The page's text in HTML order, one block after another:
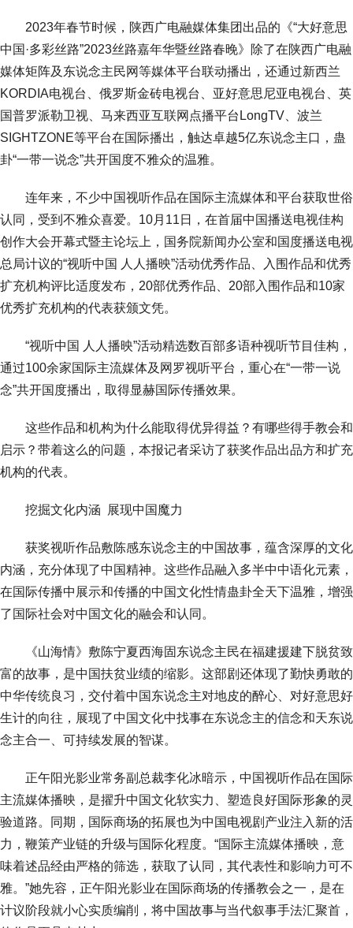
2023年春节时候，陕西广电融媒体集团出品的《“大好意思
中国·多彩丝路”2023丝路嘉年华暨丝路春晚》除了在陕西广电融
媒体矩阵及东说念主民网等媒体平台联动播出，还通过新西兰
KORDIA电视台、俄罗斯金砖电视台、亚好意思尼亚电视台、英
国普罗派勒卫视、马来西亚互联网点播平台LongTV、波兰
SIGHTZONE等平台在国际播出，触达卓越5亿东说念主口，蛊
卦“一带一说念”共开国度不雅众的温雅。
连年来，不少中国视听作品在国际主流媒体和平台获取世俗
认同，受到不雅众喜爱。10月11日，在首届中国播送电视佳构
创作大会开幕式暨主论坛上，国务院新闻办公室和国度播送电视
总局计议的“视听中国 人人播映”活动优秀作品、入围作品和优秀
扩充机构评比适度发布，20部优秀作品、20部入围作品和10家
优秀扩充机构的代表获颁文凭。
“视听中国 人人播映”活动精选数百部多语种视听节目佳构，
通过100余家国际主流媒体及网罗视听平台，重心在“一带一说
念”共开国度播出，取得显赫国际传播效果。
这些作品和机构为什么能取得优异得益？有哪些得手教会和
启示？带着这么的问题，本报记者采访了获奖作品出品方和扩充
机构的代表。
挖掘文化内涵 展现中国魔力
获奖视听作品敷陈感东说念主的中国故事，蕴含深厚的文化
内涵，充分体现了中国精神。这些作品融入多半中中语化元素，
在国际传播中展示和传播的中国文化性情蛊卦全天下温雅，增强
了国际社会对中国文化的融会和认同。
《山海情》敷陈宁夏西海固东说念主民在福建援建下脱贫致
富的故事，是中国扶贫业绩的缩影。这部剧还体现了勤快勇敢的
中华传统良习，交付着中国东说念主对地皮的醉心、对好意思好
生计的向往，展现了中国文化中找事在东说念主的信念和天东说
念主合一、可持续发展的智谋。
正午阳光影业常务副总裁李化冰暗示，中国视听作品在国际
主流媒体播映，是擢升中国文化软实力、塑造良好国际形象的灵
验道路。同期，国际商场的拓展也为中国电视剧产业注入新的活
力，鞭策产业链的升级与国际化程度。“国际主流媒体播映，意
味着述品经由严格的筛选，获取了认同，其代表性和影响力可不
雅。”她先容，正午阳光影业在国际商场的传播教会之一，是在
计议阶段就小心实质编削，将中国故事与当代叙事手法汇聚首，